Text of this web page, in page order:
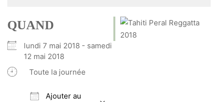
QUAND
lundi 7 mai 2018 - samedi
12 mai 2018
Toute la journée
Ajouter au